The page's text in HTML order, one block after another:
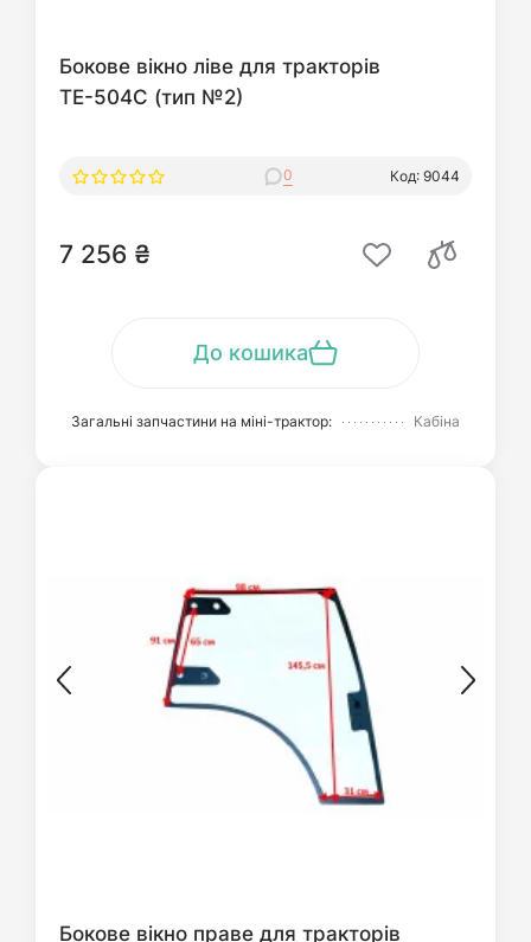
Бокове вікно ліве для тракторів
ТЕ-504С (тип №2)
0 Код: 9044
7 256 ₴
До кошика
Загальні запчастини на міні-трактор: Кабіна
Бокове вікно праве для тракторів